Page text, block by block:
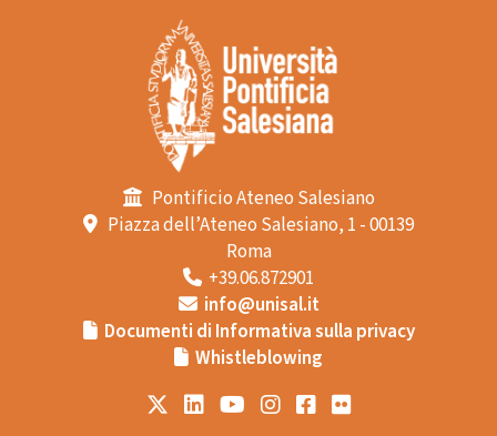
Pontificio Ateneo Salesiano
Piazza dell’Ateneo Salesiano, 1 - 00139
Roma
+39.06.872901
info@unisal.it
Documenti di Informativa sulla privacy
Whistleblowing